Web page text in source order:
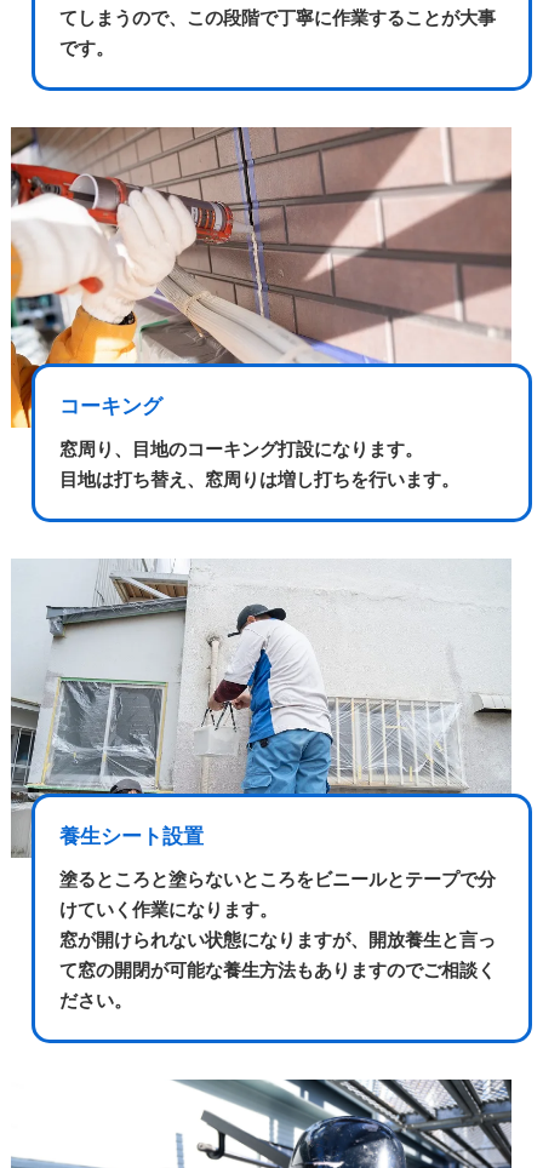
てしまうので、この段階で丁寧に作業することが大事
です。
コーキング
窓周り、目地のコーキング打設になります。
目地は打ち替え、窓周りは増し打ちを行います。
養生シート設置
塗るところと塗らないところをビニールとテープで分
けていく作業になります。
窓が開けられない状態になりますが、開放養生と言っ
て窓の開閉が可能な養生方法もありますのでご相談く
ださい。